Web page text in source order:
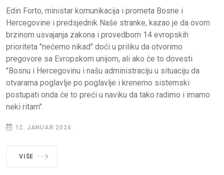
Edin Forto, ministar komunikacija i prometa Bosne i
Hercegovine i predsjednik Naše stranke, kazao je da ovom
brzinom usvajanja zakona i provedbom 14 evropskih
prioriteta "nećemo nikad" doći u priliku da otvorimo
pregovore sa Evropskom unijom, ali ako će to dovesti
"Bosnu i Hercegovinu i našu administraciju u situaciju da
otvarama poglavlje po poglavlje i krenemo sistemski
postupati onda će to preći u naviku da tako radimo i imamo
neki ritam".
12. JANUAR 2024.
VIŠE